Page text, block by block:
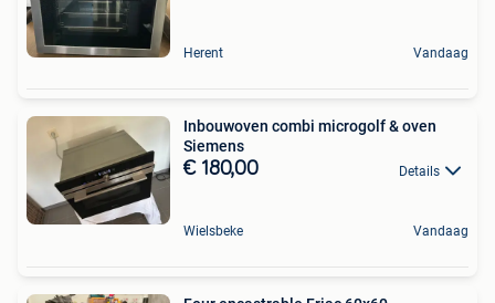
Herent Vandaag
Inbouwoven combi microgolf & oven
Siemens
€ 180,00 Details
Wielsbeke Vandaag